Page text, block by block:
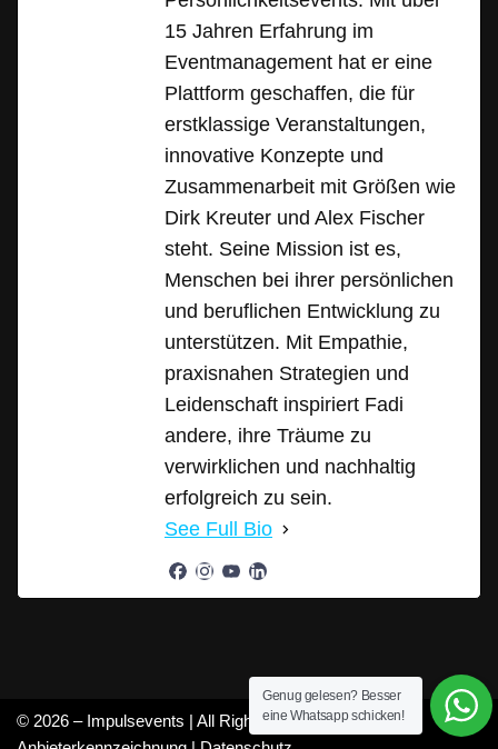
15 Jahren Erfahrung im
Eventmanagement hat er eine
Plattform geschaffen, die für
erstklassige Veranstaltungen,
innovative Konzepte und
Zusammenarbeit mit Größen wie
Dirk Kreuter und Alex Fischer
steht. Seine Mission ist es,
Menschen bei ihrer persönlichen
und beruflichen Entwicklung zu
unterstützen. Mit Empathie,
praxisnahen Strategien und
Leidenschaft inspiriert Fadi
andere, ihre Träume zu
verwirklichen und nachhaltig
erfolgreich zu sein.
See Full Bio
© 2026 – Impulsevents | All Rights Reserved |
Genug gelesen? Besser
eine Whatsapp schicken!